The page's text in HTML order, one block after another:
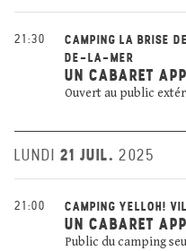
21:30
CAMPING LA BRISE
DE-LA-MER
UN CABARET
Ouvert au public
LUNDI 21 JUIL. 2025
21:00 CAMPING YELLOH!
UN CABARET
Public du camping